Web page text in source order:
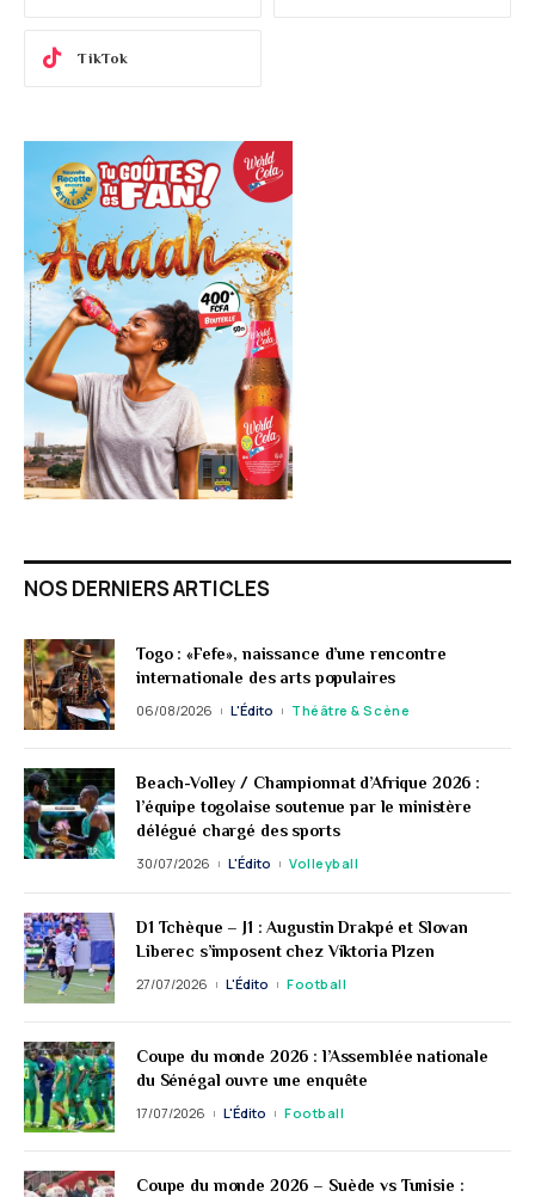
TikTok
NOS DERNIERS ARTICLES
Togo : «Fefe», naissance d’une rencontre
internationale des arts populaires
06/08/2026 L'Édito Théâtre & Scène
Beach-Volley / Championnat d’Afrique 2026 :
l’équipe togolaise soutenue par le ministère
délégué chargé des sports
30/07/2026 L'Édito Volleyball
D1 Tchèque – J1 : Augustin Drakpé et Slovan
Liberec s’imposent chez Viktoria Plzen
27/07/2026 L'Édito Football
Coupe du monde 2026 : l’Assemblée nationale
du Sénégal ouvre une enquête
17/07/2026 L'Édito Football
Coupe du monde 2026 – Suède vs Tunisie :